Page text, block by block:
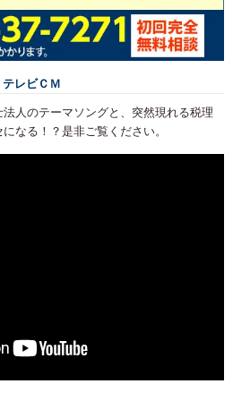
レビＣＭ
人のテーマソングと、突然現れる税理
なる！？是非ご覧ください。